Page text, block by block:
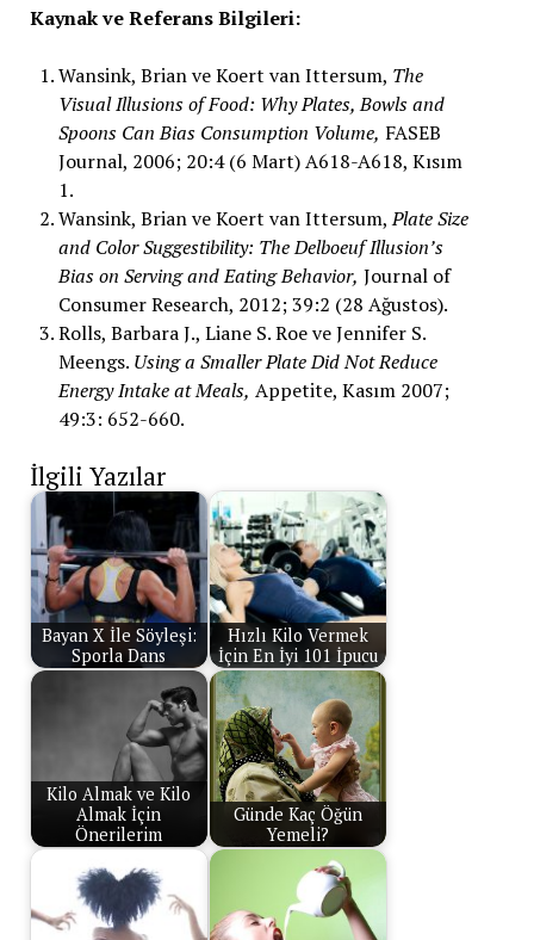
Kaynak ve Referans Bilgileri:
Wansink, Brian ve Koert van Ittersum, The
Visual Illusions of Food: Why Plates, Bowls and
Spoons Can Bias Consumption Volume, FASEB
Journal, 2006; 20:4 (6 Mart) A618-A618, Kısım
1.
Wansink, Brian ve Koert van Ittersum,Plate Size
and Color Suggestibility: The Delboeuf Illusion’s
Bias on Serving and Eating Behavior, Journal of
Consumer Research, 2012; 39:2 (28 Ağustos).
Rolls, Barbara J., Liane S. Roe ve Jennifer S.
Meengs. Using a Smaller Plate Did Not Reduce
Energy Intake at Meals, Appetite, Kasım 2007;
49:3: 652-660.
İlgili Yazılar
Bayan X İle Söyleşi:
Sporla Dans
Hızlı Kilo Vermek
İçin En İyi 101 İpucu
Kilo Almak ve Kilo
Almak İçin
Önerilerim
Günde Kaç Öğün
Yemeli?